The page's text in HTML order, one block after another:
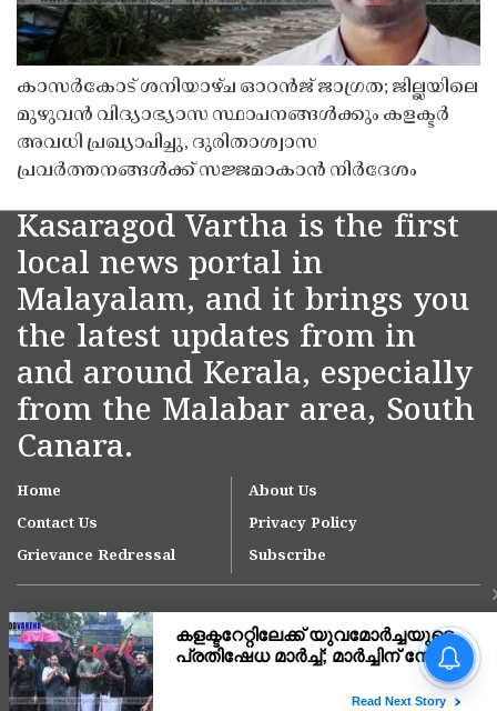
കാസർകോട് ശനിയാഴ്ച ഓറൻജ് ജാഗ്രത; ജില്ലയിലെ
മുഴുവൻ വിദ്യാഭ്യാസ സ്ഥാപനങ്ങൾക്കും കളക്ടർ
അവധി പ്രഖ്യാപിച്ചു, ദുരിതാശ്വാസ
പ്രവർത്തനങ്ങൾക്ക് സജ്ജമാകാൻ നിർദേശം
Kasaragod Vartha is the first
local news portal in
Malayalam, and it brings you
the latest updates from in
and around Kerala, especially
from the Malabar area, South
Canara.
Home
About Us
Contact Us
Privacy Policy
Grievance Redressal
Subscribe
ഓണക്കാലത്ത് 1,65,000
മെട്രിക് ടൺ അരി